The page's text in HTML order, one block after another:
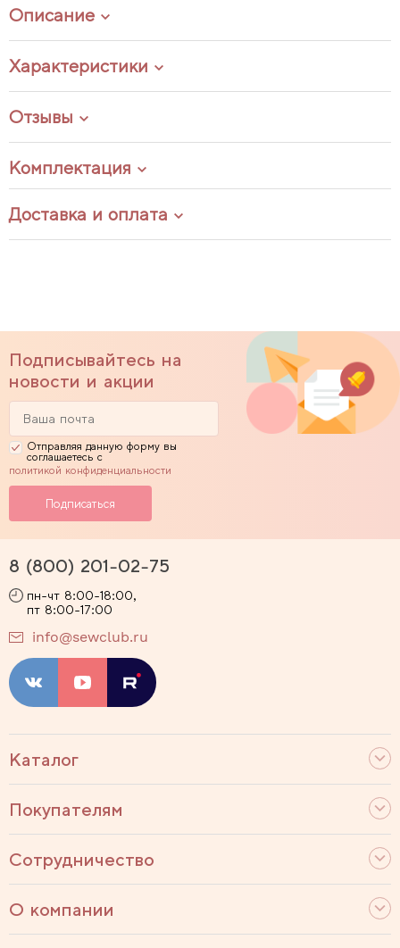
Описание
Характеристики
Отзывы
Комплектация
Доставка и оплата
Подписывайтесь на
новости и акции
Отправляя данную форму вы
соглашаетесь с
политикой конфиденциальности
Каталог
Покупателям
Сотрудничество
О компании
8 (800) 201-02-75
пн-чт 8:00-18:00,
пт 8:00-17:00
info@sewclub.ru